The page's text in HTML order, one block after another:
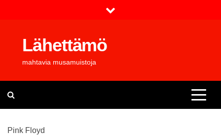
Lähettämö
mahtavia musamuistoja
Pink Floyd